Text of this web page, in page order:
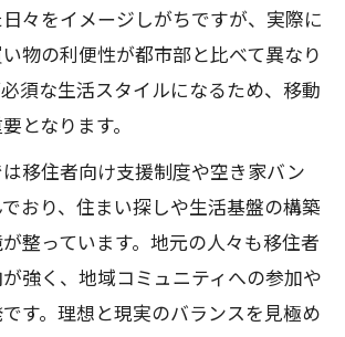
の移住補助金で生活費を賢く抑え
で注目したい淡路島の支援内容ま
援が充実する淡路島暮らしの実態
悔を防ぐ生活実感のポイント
移住で後悔しない生活の注意点
々をイメージしがちですが、実際に
物の利便性が都市部と比べて異なり
須な生活スタイルになるため、移動
となります。
移住者向け支援制度や空き家バン
おり、住まい探しや生活基盤の構築
整っています。地元の人々も移住者
強く、地域コミュニティへの参加や
す。理想と現実のバランスを見極め